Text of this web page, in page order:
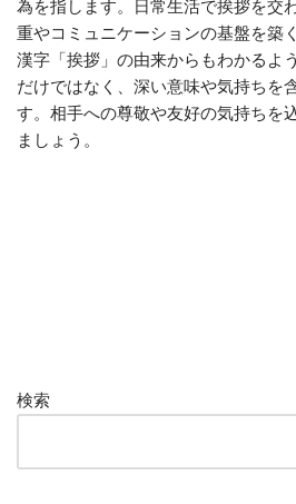
為を指します。日常生活で挨拶を交
重やコミュニケーションの基盤を築
漢字「挨拶」の由来からもわかるよ
だけではなく、深い意味や気持ちを
す。相手への尊敬や友好の気持ちを
ましょう。
検索